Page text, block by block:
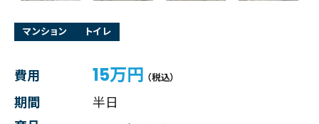
マンション トイレ
費用 15万円 （税込）
期間
半日